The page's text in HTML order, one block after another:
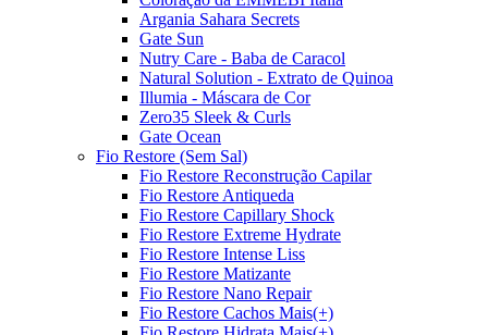
Argania Sahara Secrets
Gate Sun
Nutry Care - Baba de Caracol
Natural Solution - Extrato de Quinoa
Illumia - Máscara de Cor
Zero35 Sleek & Curls
Gate Ocean
Fio Restore (Sem Sal)
Fio Restore Reconstrução Capilar
Fio Restore Antiqueda
Fio Restore Capillary Shock
Fio Restore Extreme Hydrate
Fio Restore Intense Liss
Fio Restore Matizante
Fio Restore Nano Repair
Fio Restore Cachos Mais(+)